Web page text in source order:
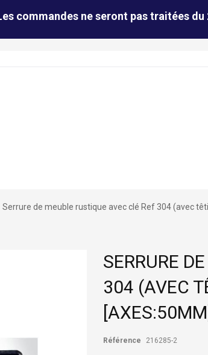
commandes ne seront pas traitées du
Serrure de meuble rustique avec clé Ref 304 (avec
SERRURE
304 (AVEC
Référence 216285-2